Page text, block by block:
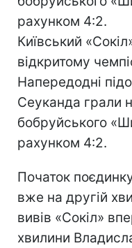
рахунком 4:2.
Київський
відкритому
Напередодні
Сеуканда грали
бобруйського
рахунком 4:2.
Початок
вже на другій
вивів «Сокіл»
хвилини